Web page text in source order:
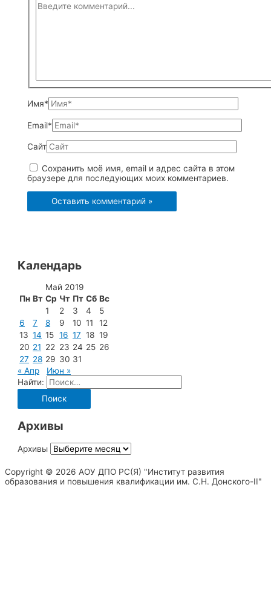
Имя*
Email*
Сайт
Сохранить моё имя, email и адрес сайта в этом
браузере для последующих моих комментариев.
Календарь
Май 2019
Пн Вт Ср Чт Пт Сб Вс
1
2 3 4
5
6
7 8 9 10 11
12
13 14 15 16 17 18 19
20 21 22 23 24 25 26
27 28 29 30 31
« Апр
Июн »
Найти:
Архивы
Архивы
Copyright © 2026 АОУ ДПО РС(Я) "Институт развития
образования и повышения квалификации им. С.Н. Донского-II"